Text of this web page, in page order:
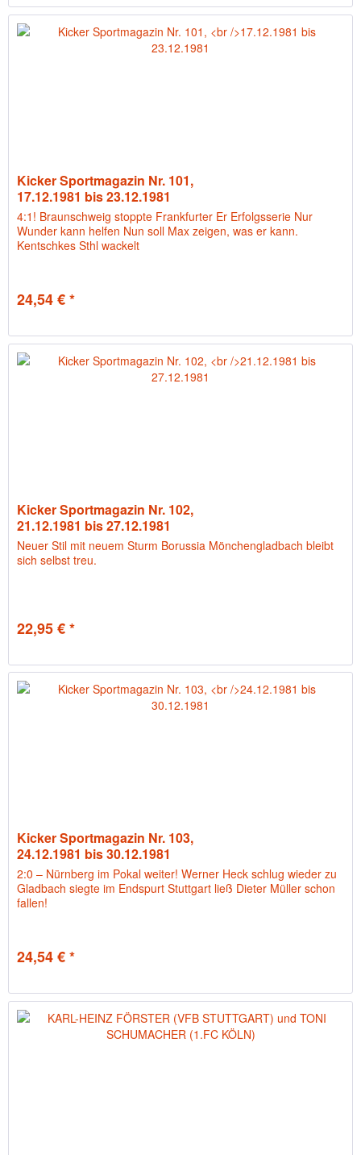
Kicker Sportmagazin Nr. 101,
17.12.1981 bis 23.12.1981
4:1! Braunschweig stoppte Frankfurter Er Erfolgsserie Nur
Wunder kann helfen Nun soll Max zeigen, was er kann.
Kentschkes Sthl wackelt
24,54 € *
Kicker Sportmagazin Nr. 102,
21.12.1981 bis 27.12.1981
Neuer Stil mit neuem Sturm Borussia Mönchengladbach bleibt
sich selbst treu.
22,95 € *
Kicker Sportmagazin Nr. 103,
24.12.1981 bis 30.12.1981
2:0 – Nürnberg im Pokal weiter! Werner Heck schlug wieder zu
Gladbach siegte im Endspurt Stuttgart ließ Dieter Müller schon
fallen!
24,54 € *